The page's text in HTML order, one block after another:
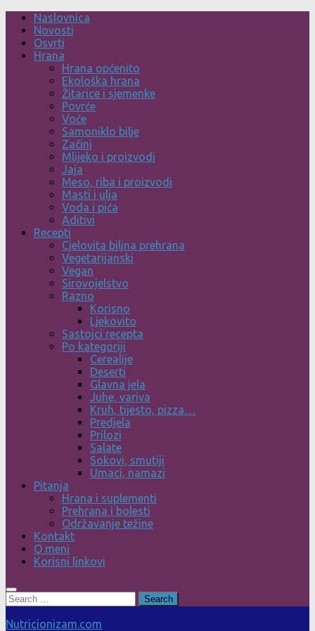
Skip
content
Naslovnica
Novosti
Osvrti
Hrana
Hrana općenito
Ekološka hrana
Žitarice i sjemenke
Povrće
Voće
Samoniklo bilje
Začini
Mlijeko i proizvodi
Jaja
Meso, riba i proizvodi
Masti i ulja
Voda i pića
Aditivi
Recepti
Cjelovita biljna prehrana
Vegetarijanski
Vegan
Sirovojelstvo
Razno
Korisno
Ljekovito
Sastojci recepta
Po kategoriji
Cerealije
Deserti
Glavna jela
Juhe, variva
Kruh, tijesto, pizza…
Predjela
Prilozi
Salate
Sokovi, smutiji
Umaci, namazi
Pitanja
Hrana i suplementi
Prehrana i bolesti
Održavanje težine
Kontakt
O meni
Korisni linkovi
Search
for:
Nutricionizam.com